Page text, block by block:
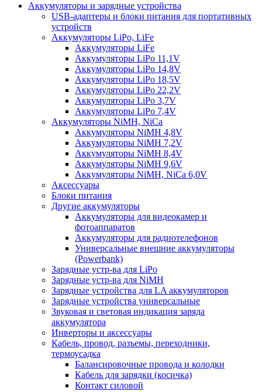
Аккумуляторы и зарядные устройства
USB-адаптеры и блоки питания для портативных
устройств
Аккумуляторы LiPo, LiFe
Аккумуляторы LiFe
Аккумуляторы LiPo 11,1V
Аккумуляторы LiPo 14,8V
Аккумуляторы LiPo 18,5V
Аккумуляторы LiPo 22,2V
Аккумуляторы LiPo 3,7V
Аккумуляторы LiPo 7,4V
Аккумуляторы NiMH, NiCa
Аккумуляторы NiMH 4,8V
Аккумуляторы NiMH 7,2V
Аккумуляторы NiMH 8,4V
Аккумуляторы NiMH 9,6V
Аккумуляторы NiMH, NiCa 6,0V
Аксессуары
Блоки питания
Другие аккумуляторы
Аккумуляторы для видеокамер и
фотоаппаратов
Аккумуляторы для радиотелефонов
Универсальные внешние аккумуляторы
(Powerbank)
Зарядные устр-ва для LiPo
Зарядные устр-ва для NiMH
Зарядные устройства для LA аккумуляторов
Зарядные устройства универсальные
Звуковая и световая индикация заряда
аккумулятора
Инверторы и аксессуары
Кабель, провод, разъемы, переходники,
термоусадка
Балансировочные провода и колодки
Кабель для зарядки (косичка)
Контакт силовой